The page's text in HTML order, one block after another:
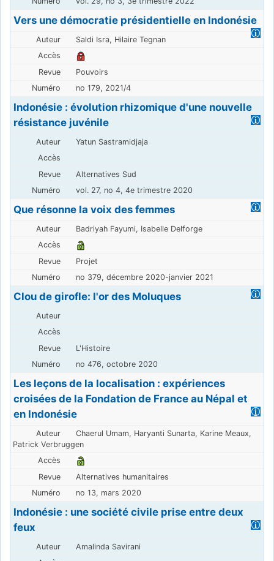
Vers une démocratie présidentielle en Indonésie
Saldi Isra, Hilaire Tegnan
Pouvoirs
no 179, 2021/4
Indonésie : évolution rhizomique d'une nouvelle
résistance juvénile
Yatun Sastramidjaja
Alternatives Sud
vol. 27, no 4, 4e trimestre 2020
Que résonne la voix des femmes
Badriyah Fayumi, Isabelle Delforge
Projet
no 379, décembre 2020-janvier 2021
Clou de girofle: l'or des Moluques
L'Histoire
no 476, octobre 2020
Les leçons de la localisation : expériences
croisées de la Fondation de France au Népal et
en Indonésie
Chaerul Umam, Haryanti Sunarta, Karine Meaux,
Patrick Verbruggen
Alternatives humanitaires
no 13, mars 2020
Indonésie : une société civile prise entre deux
feux
Amalinda Savirani